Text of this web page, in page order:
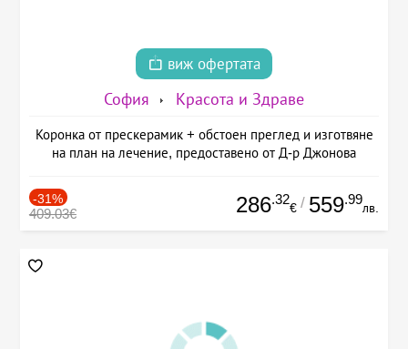
виж офертата
София Красота и Здраве
Коронка от прескерамик + обстоен преглед и изготвяне
на план на лечение, предоставено от Д-р Джонова
-31%
409.03€ 286.32
€ / 559.99
лв.